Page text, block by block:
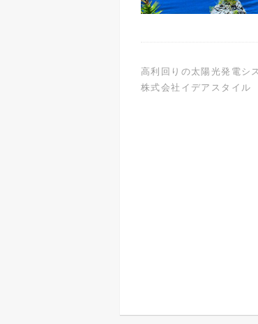
高利回りの太陽光発電シ
株式会社イデアスタイル